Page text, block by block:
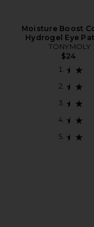
Moisture Boost
Hydrogel Eye
TONYMOLY
$24